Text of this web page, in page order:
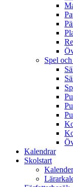
Spel
Kalendrar
Skolstart
Kalender